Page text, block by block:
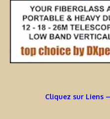
Cliquez sur Liens